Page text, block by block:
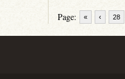
Page: « ‹ 28